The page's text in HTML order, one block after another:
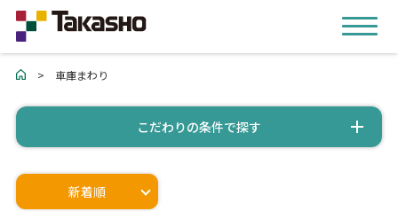
> 車庫まわり
こだわりの条件で探す